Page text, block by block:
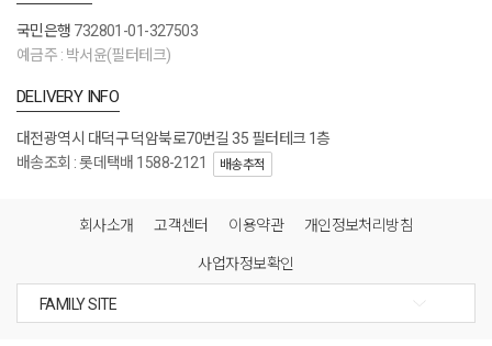
국민은행 732801-01-327503
예금주 : 박서윤(필터테크)
DELIVERY INFO
대전광역시 대덕구 덕암북로70번길 35 필터테크 1층
배송조회 : 롯데택배 1588-2121
배송추적
회사소개 고객센터 이용약관 개인정보처리방침
사업자정보확인